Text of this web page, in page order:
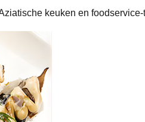
keuken en